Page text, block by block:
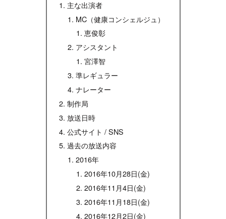
主な出演者
MC（健康コンシェルジュ）
恵俊彰
アシスタント
宮澤智
準レギュラー
ナレーター
制作局
放送日時
公式サイト / SNS
過去の放送内容
2016年
2016年10月28日(金)
2016年11月4日(金)
2016年11月18日(金)
2016年12月2日(金)